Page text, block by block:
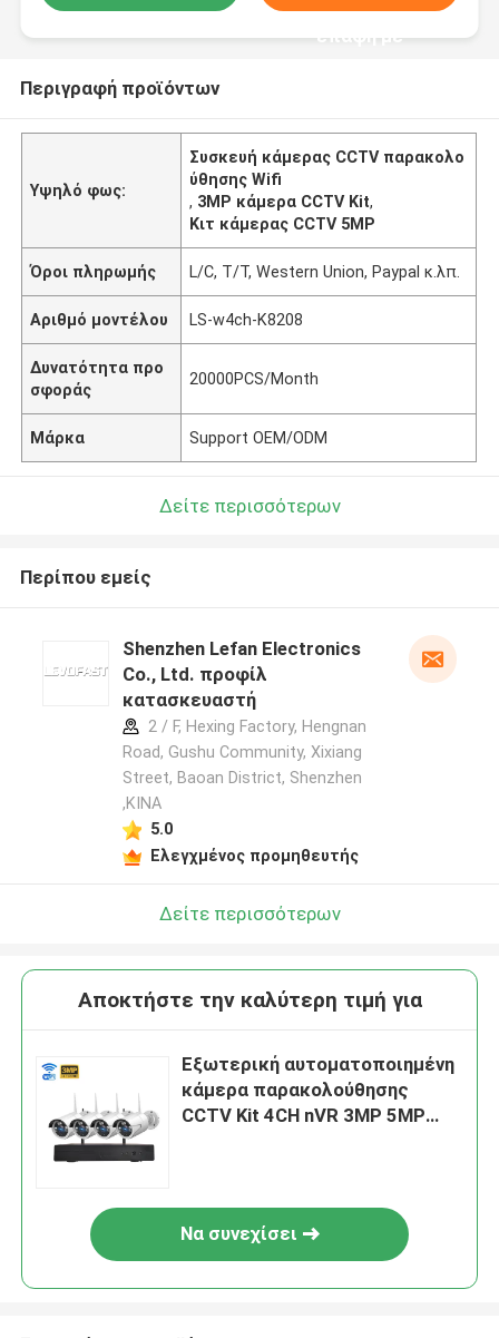
επαφή με
Περιγραφή προϊόντων
Υψηλό φως:
Συσκευή κάμερας CCTV παρακολο
ύθησης Wifi
, 3MP κάμερα CCTV Kit,
Κιτ κάμερας CCTV 5MP
Όροι πληρωμής L/C, T/T, Western Union, Paypal κ.λπ.
Αριθμό μοντέλου LS-w4ch-K8208
Δυνατότητα προ
σφοράς
20000PCS/Month
Μάρκα Support OEM/ODM
Δείτε περισσότερων
Περίπου εμείς
Shenzhen Lefan Electronics
Co., Ltd. προφίλ
κατασκευαστή
2 / F, Hexing Factory, Hengnan
Road, Gushu Community, Xixiang
Street, Baoan District, Shenzhen
,ΚΙΝΑ
5.0
Ελεγχμένος προμηθευτής
Δείτε περισσότερων
Αποκτήστε την καλύτερη τιμή για
Εξωτερική αυτοματοποιημένη
κάμερα παρακολούθησης
CCTV Kit 4CH nVR 3MP 5MP
Να συνεχίσει